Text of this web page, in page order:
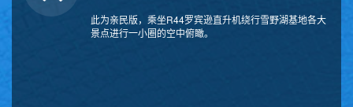
此为亲民版，乘坐R44罗宾逊直升机绕行雪野湖基地各大
景点进行一小圈的空中俯瞰。